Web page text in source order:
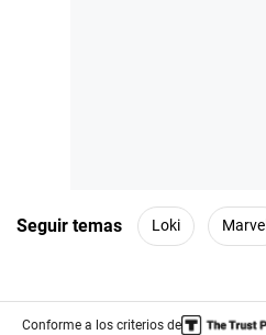
Seguir temas Loki Marvel
Conforme a los criterios de